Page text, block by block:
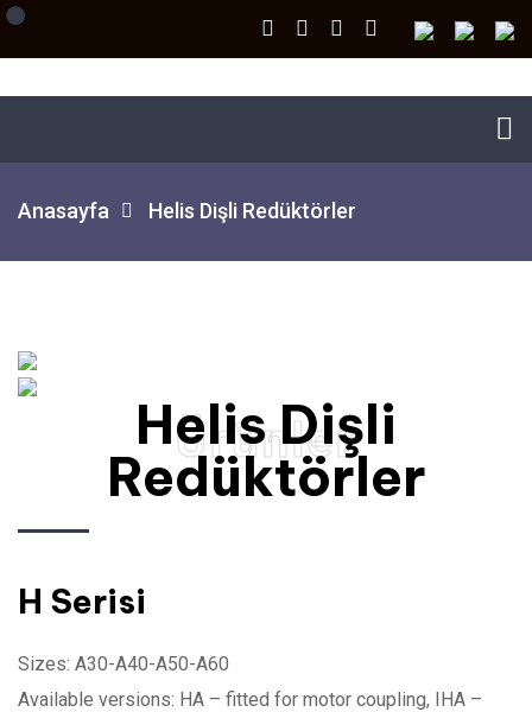
Anasayfa Helis Dişli Redüktörler
Ürünler
Helis Dişli
Redüktörler
H Serisi
Sizes: A30-A40-A50-A60
Available versions: HA – fitted for motor coupling, IHA –